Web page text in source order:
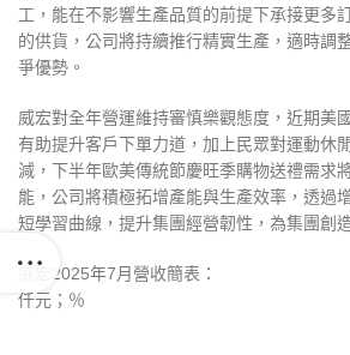
工 ， 能在不影響生產品質的前提下承接更多
的供貨 ， 公司將持續推行精實生產 ， 適時調
爭優勢。
威宏對全年營運維持審慎樂觀態度 ， 近期美
有助提升客戶下單力道 ， 加上民眾對運動休
減 ， 下半年歐美傳統節慶旺季購物送禮需求
能 ， 公司將積極拓增產能與生產效率，透過
短學習曲線 ， 提升集團經營韌性 ， 為集團創
2025年7月 營收簡表：
仟元；％